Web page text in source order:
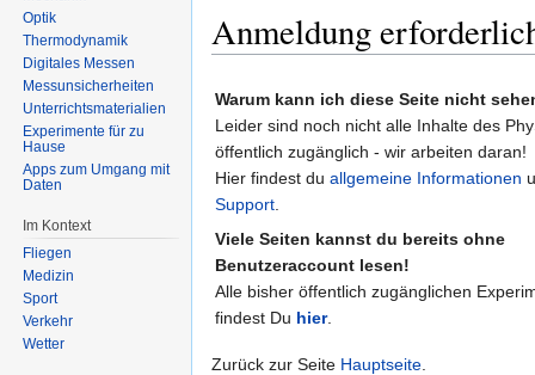
Anmeldung
Warum kann ich diese Seite nicht
Leider sind noch nicht alle Inhalte des
öffentlich zugänglich - wir arbeiten daran!
Hier findest du allgemeine Informationen
Support
Viele Seiten kannst du bereits ohne
Benutzeraccount lesen!
Alle bisher öffentlich zugänglichen
findest Du hier.
Zurück zur Seite Hauptseite
Optik
Thermodynamik
Digitales Messen
Messunsicherheiten
Unterrichtsmaterialien
Experimente für zu
Hause
Apps zum Umgang mit
Daten
Im Kontext
Fliegen
Medizin
Sport
Verkehr
Wetter